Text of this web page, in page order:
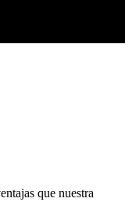
que nuestra